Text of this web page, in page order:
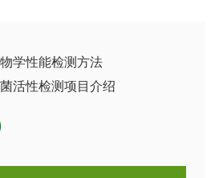
学性能检测方法
活性检测项目介绍
装用阻隔塑
袋检测
食品包装用纸铝塑
煮复合膜、